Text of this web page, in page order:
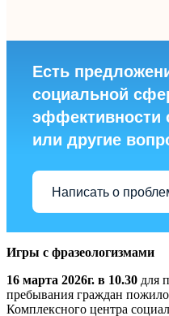
Есть
социальной
эффективности
или другие
Написать о
Игры с фразеологизмами
16 марта 2026г. в 10.30 для
пребывания граждан
Комплексного центра